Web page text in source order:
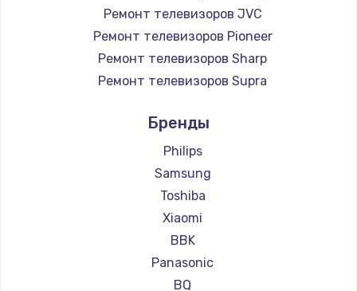
Замена микросхемы NFC
1100 руб.
Заказать
3900 руб.
Заказать
Настройка Wi-Fi
Заказать
Ремонт телевизоров JVC
Ремонт телевизоров Pioneer
Ремонт телевизоров Sharp
Ремонт телевизоров Supra
Ремонт телевизоров Hisense
Ремонт телевизоров Daewoo
Ремонт телевизоров Centek
Ремонт телевизоров Telefunken
Ремонт телевизоров Hyundai
Ремонт телевизоров Doffler
Ремонт телевизоров Hiper
Ремонт телевизоров Grundig
Бренды
Philips
Samsung
Toshiba
Xiaomi
BBK
Panasonic
BQ